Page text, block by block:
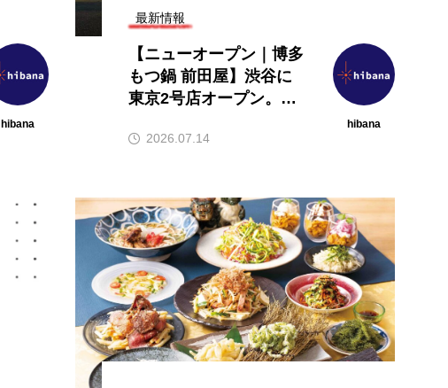
hibana
最新情報
【ニューオープン｜博多
もつ鍋 前田屋】渋谷に
東京2号店オープン。本
る人気店
hibana
2026.07.14